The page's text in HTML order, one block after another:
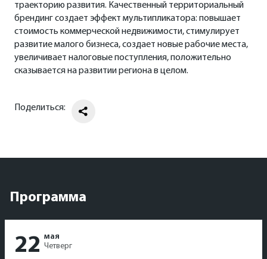
траекторию развития. Качественный территориальный
брендинг создает эффект мультипликатора: повышает
стоимость коммерческой недвижимости, стимулирует
развитие малого бизнеса, создает новые рабочие места,
увеличивает налоговые поступления, положительно
сказывается на развитии региона в целом.
Поделиться:
Программа
22 мая
Четверг